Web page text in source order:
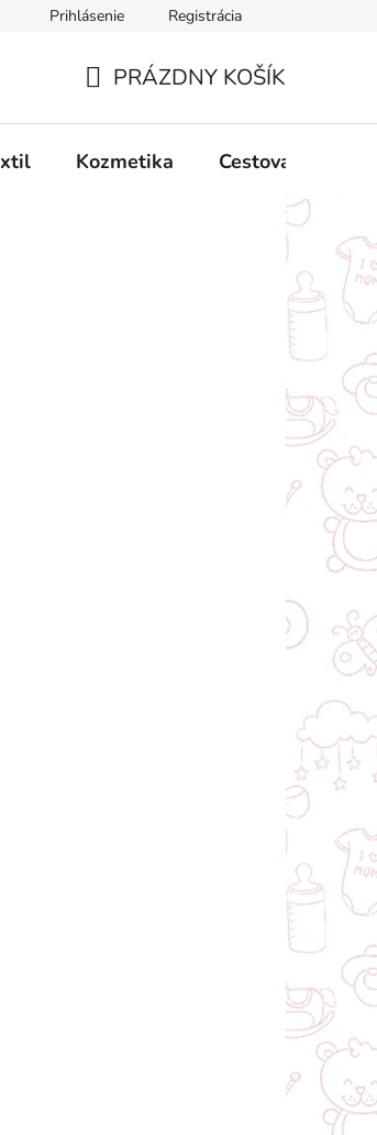
Obchodné podmienky Podmienky ochrany
Prihlásenie Registrácia
KOŠÍK
PRÁZDNY KOŠÍK
Kozmetika Cestovanie